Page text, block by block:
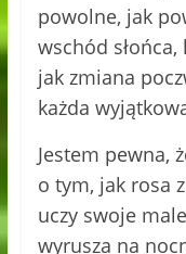
powolne, jak
wschód słońca,
jak zmiana
każda
Jestem pewna,
o tym, jak rosa
uczy swoje
wyrusza na